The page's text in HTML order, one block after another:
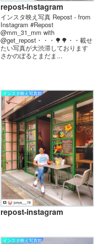
repost-instagram
インスタ映え写真 Repost - from
Instagram #Repost
@mm_31_mm with
@get_repost・・・🌳🌳・・載せ
たい写真が大渋滞しております
さかのぼるとまだま...
インスタ映え写真館
repost-instagram
インスタ映え写真館